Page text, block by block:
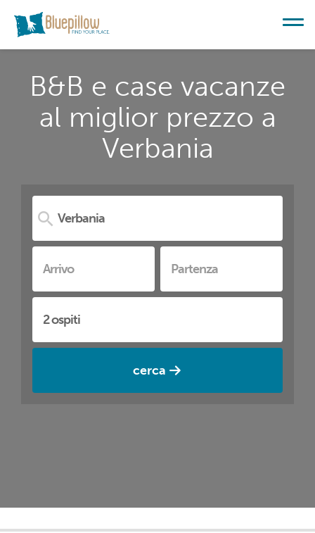
B&B e case vacanze
al miglior prezzo a
Verbania
cerca